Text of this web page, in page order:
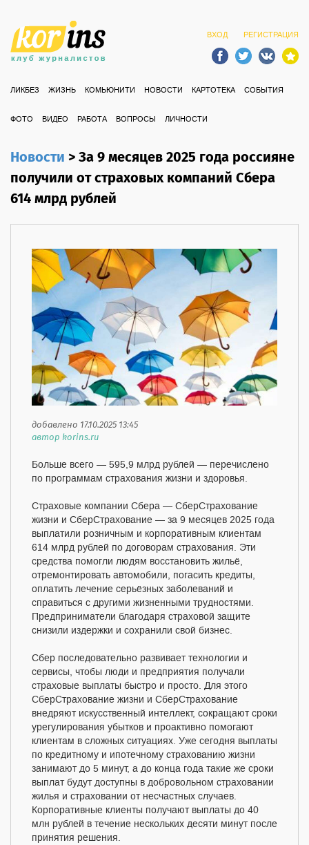
ВХОД РЕГИСТРАЦИЯ
ЛИКБЕЗ ЖИЗНЬ КОМЬЮНИТИ НОВОСТИ КАРТОТЕКА СОБЫТИЯ
ФОТО ВИДЕО РАБОТА ВОПРОСЫ ЛИЧНОСТИ
Новости>За 9 месяцев 2025 года россияне
получили от страховых компаний Сбера
614 млрд рублей
добавлено 17.10.2025 13:45
автор korins.ru
Больше всего — 595,9 млрд рублей — перечислено
по программам страхования жизни и здоровья.
Страховые компании Сбера — СберСтрахование
жизни и СберСтрахование — за 9 месяцев 2025 года
выплатили розничным и корпоративным клиентам
614 млрд рублей по договорам страхования. Эти
средства помогли людям восстановить жильё,
отремонтировать автомобили, погасить кредиты,
оплатить лечение серьёзных заболеваний и
справиться с другими жизненными трудностями.
Предприниматели благодаря страховой защите
снизили издержки и сохранили свой бизнес.
Сбер последовательно развивает технологии и
сервисы, чтобы люди и предприятия получали
страховые выплаты быстро и просто. Для этого
СберСтрахование жизни и СберСтрахование
внедряют искусственный интеллект, сокращают сроки
урегулирования убытков и проактивно помогают
клиентам в сложных ситуациях. Уже сегодня выплаты
по кредитному и ипотечному страхованию жизни
занимают до 5 минут, а до конца года такие же сроки
выплат будут доступны в добровольном страховании
жилья и страховании от несчастных случаев.
Корпоративные клиенты получают выплаты до 40
млн рублей в течение нескольких десяти минут после
принятия решения.